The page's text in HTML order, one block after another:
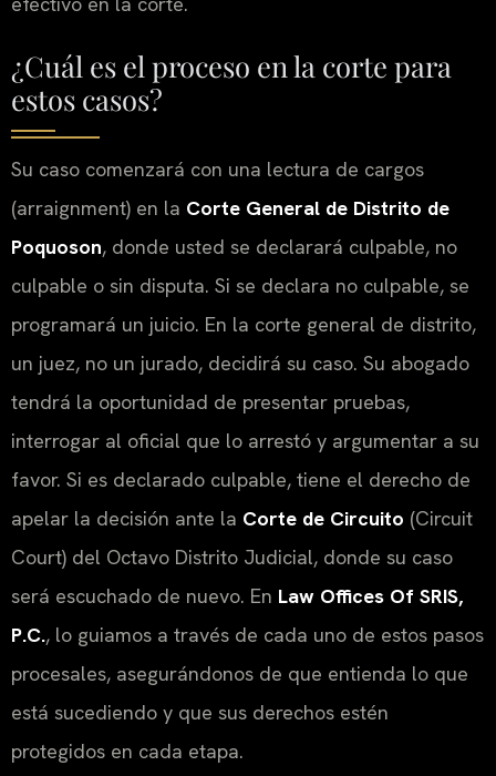
¿Cuál es el proceso en la corte para
estos casos?
Su caso comenzará con una lectura de cargos
(arraignment) en la Corte General de Distrito de
Poquoson, donde usted se declarará culpable, no
culpable o sin disputa. Si se declara no culpable, se
programará un juicio. En la corte general de distrito,
un juez, no un jurado, decidirá su caso. Su abogado
tendrá la oportunidad de presentar pruebas,
interrogar al oficial que lo arrestó y argumentar a su
favor. Si es declarado culpable, tiene el derecho de
apelar la decisión ante la Corte de Circuito (Circuit
Court) del Octavo Distrito Judicial, donde su caso
será escuchado de nuevo. En Law Offices Of SRIS,
P.C., lo guiamos a través de cada uno de estos pasos
procesales, asegurándonos de que entienda lo que
está sucediendo y que sus derechos estén
protegidos en cada etapa.